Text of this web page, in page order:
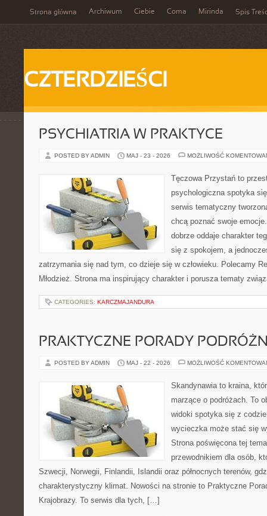
Strona główna Archiwum Ciebie Coma Mirinda Spis
CZTERDZIEŚCI
PSYCHIATRIA W PRAKTYCE
POSTED BY ADMIN MAJ - 23 - 2026 MOŻLIWOŚĆ
Tęczowa Przystań to
psychologiczna spotyka
serwis tematyczny
chcą poznać swoje
dobrze oddaje charakter
się z spokojem, a
zatrzymania się nad tym, co dzieje się w człowieku. Polecamy
Młodzież. Strona ma inspirujący charakter i porusza tematy
CATEGORIES: KARCZMAJANDURA
PRAKTYCZNE PORADY
POSTED BY ADMIN MAJ - 22 - 2026 MOŻLIWOŚĆ
Skandynawia to kraina,
marzące o podróżach. To
widoki spotyka się z
wycieczka może stać się
Strona poświęcona tej
przewodnikiem dla osób,
Szwecji, Norwegii, Finlandii, Islandii oraz północnych terenów,
charakterystyczny klimat. Nowości na stronie to Praktyczne
Krajobrazy. To serwis dla tych, […]